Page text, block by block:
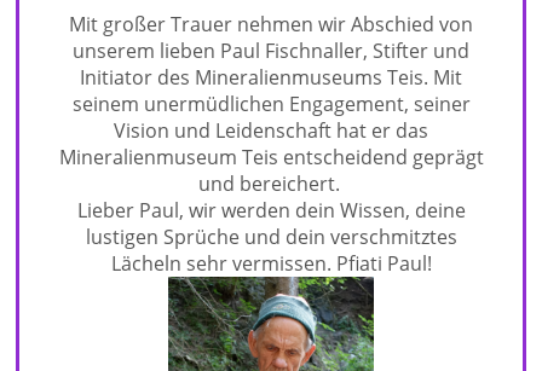
Mit großer Trauer nehmen wir Abschied von
unserem lieben Paul Fischnaller, Stifter und
Initiator des Mineralienmuseums Teis. Mit
seinem unermüdlichen Engagement, seiner
Vision und Leidenschaft hat er das
Mineralienmuseum Teis entscheidend geprägt
und bereichert.
Lieber Paul, wir werden dein Wissen, deine
lustigen Sprüche und dein verschmitztes
Lächeln sehr vermissen. Pfiati Paul!